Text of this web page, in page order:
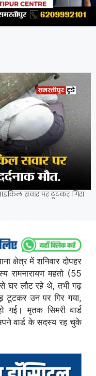
सवार पर टूटकर गिरा
क्षेत्र में शनिवार दोपहर
रामनारायण महतो (55
से घर लौट रहे थे, तभी गढ़
टूटकर उन पर गिर गया,
गई। मृतक सिमरी वार्ड
वार्ड के सदस्य रह चुके